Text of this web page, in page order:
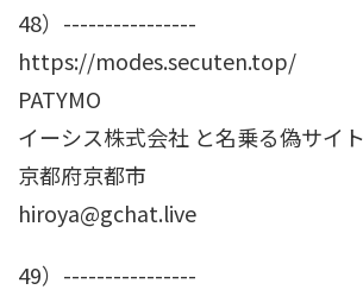
48）----------------
https://modes.secuten.top/
PATYMO
イーシス株式会社 と名乗る偽サイト
京都府京都市
hiroya@gchat.live
49）----------------